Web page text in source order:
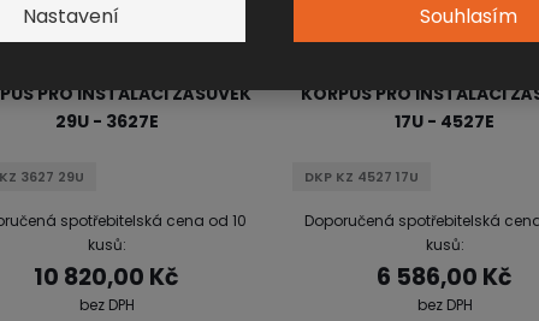
Nastavení Souhlasím
PRO INSTALACI ZÁSUVEK
29U - 3627E
3627 29U
spotřebitelská cena od 10
kusů:
10 820,00 Kč
bez DPH
KORPUS PRO INSTALACI
17U - 4527E
DKP KZ 4527 17U
Doporučená spotřebitelská
kusů:
6 586,00 Kč
bez DPH